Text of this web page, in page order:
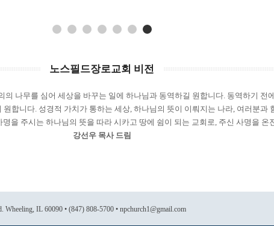
노스필드장로교회 비전
의 나무를 심어 세상을 바꾸는 일에 하나님과 동역하길 원합니다. 동역하기 전
합니다. 성경적 가치가 통하는 세상, 하나님의 뜻이 이뤄지는 나라, 여러분과
을 주시는 하나님의 뜻을 따라 시카고 땅에 쉼이 되는 교회로, 주신 사명을 온
강선우 목사 드림
IL 60090 • (847) 808-5700 • npchurch1@gmail.com